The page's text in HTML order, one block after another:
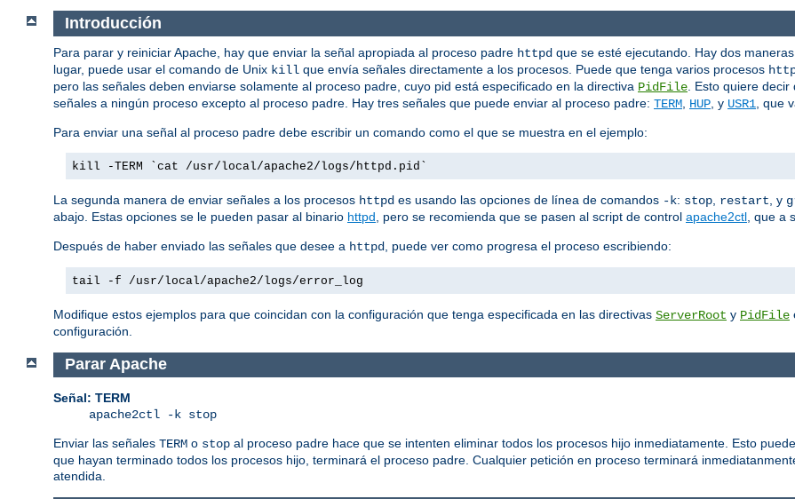
Introducción
Para parar y reiniciar Apache, hay que enviar la señal apropiada al proceso padre httpd que se esté ejecutando. Hay dos
lugar, puede usar el comando de Unix kill que envía señales directamente a los procesos. Puede que tenga varios procesos
pero las señales deben enviarse solamente al proceso padre, cuyo pid está especificado en la directiva PidFile . Esto quiere
señales a ningún proceso excepto al proceso padre. Hay tres señales que puede enviar al proceso padre: TERM HUP , y USR1 , que
Para enviar una señal al proceso padre debe escribir un comando como el que se muestra en el ejemplo:
kill -TERM `cat /usr/local/apache2/logs/httpd.pid`
La segunda manera de enviar señales a los procesos httpd es usando las opciones de línea de comandos -k: stop restart , y
abajo. Estas opciones se le pueden pasar al binario httpd , pero se recomienda que se pasen al script de control apache2ctl , que a
Después de haber enviado las señales que desee a httpd , puede ver como progresa el proceso escribiendo:
tail -f /usr/local/apache2/logs/error_log
Modifique estos ejemplos para que coincidan con la configuración que tenga especificada en las directivas ServerRoot y PidFile
configuración.
Parar Apache
Señal: TERM
apache2ctl -k stop
Enviar las señales TERM o stop al proceso padre hace que se intenten eliminar todos los procesos hijo inmediatamente. Esto
que hayan terminado todos los procesos hijo, terminará el proceso padre. Cualquier petición en proceso terminará
atendida.